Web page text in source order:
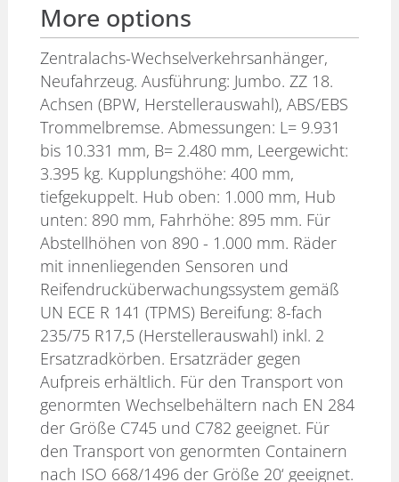
More options
Zentralachs-Wechselverkehrsanhänger,
Neufahrzeug. Ausführung: Jumbo. ZZ 18.
Achsen (BPW, Herstellerauswahl), ABS/EBS
Trommelbremse. Abmessungen: L= 9.931
bis 10.331 mm, B= 2.480 mm, Leergewicht:
3.395 kg. Kupplungshöhe: 400 mm,
tiefgekuppelt. Hub oben: 1.000 mm, Hub
unten: 890 mm, Fahrhöhe: 895 mm. Für
Abstellhöhen von 890 - 1.000 mm. Räder
mit innenliegenden Sensoren und
Reifendrucküberwachungssystem gemäß
UN ECE R 141 (TPMS) Bereifung: 8-fach
235/75 R17,5 (Herstellerauswahl) inkl. 2
Ersatzradkörben. Ersatzräder gegen
Aufpreis erhältlich. Für den Transport von
genormten Wechselbehältern nach EN 284
der Größe C745 und C782 geeignet. Für
den Transport von genormten Containern
nach ISO 668/1496 der Größe 20‘ geeignet.